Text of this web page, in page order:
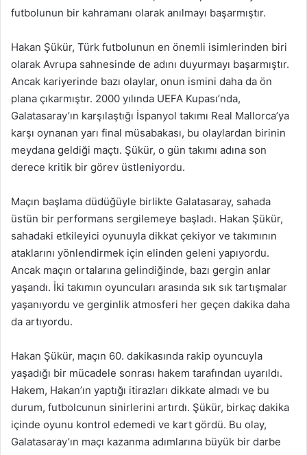
futbolunun bir kahramanı olarak anılmayı başarmıştır.
Hakan Şükür, Türk futbolunun en önemli isimlerinden biri
olarak Avrupa sahnesinde de adını duyurmayı başarmıştır.
Ancak kariyerinde bazı olaylar, onun ismini daha da ön
plana çıkarmıştır. 2000 yılında UEFA Kupası’nda,
Galatasaray’ın karşılaştığı İspanyol takımı Real Mallorca’ya
karşı oynanan yarı final müsabakası, bu olaylardan birinin
meydana geldiği maçtı. Şükür, o gün takımı adına son
derece kritik bir görev üstleniyordu.
Maçın başlama düdüğüyle birlikte Galatasaray, sahada
üstün bir performans sergilemeye başladı. Hakan Şükür,
sahadaki etkileyici oyunuyla dikkat çekiyor ve takımının
ataklarını yönlendirmek için elinden geleni yapıyordu.
Ancak maçın ortalarına gelindiğinde, bazı gergin anlar
yaşandı. İki takımın oyuncuları arasında sık sık tartışmalar
yaşanıyordu ve gerginlik atmosferi her geçen dakika daha
da artıyordu.
Hakan Şükür, maçın 60. dakikasında rakip oyuncuyla
yaşadığı bir mücadele sonrası hakem tarafından uyarıldı.
Hakem, Hakan’ın yaptığı itirazları dikkate almadı ve bu
durum, futbolcunun sinirlerini artırdı. Şükür, birkaç dakika
içinde oyunu kontrol edemedi ve kart gördü. Bu olay,
Galatasaray’ın maçı kazanma adımlarına büyük bir darbe